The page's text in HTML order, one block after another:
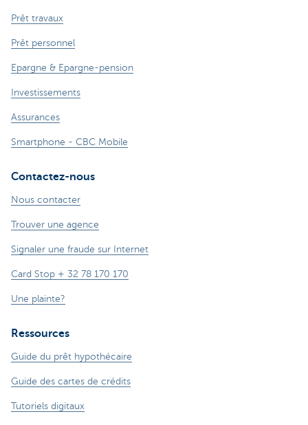
Prêt travaux
Prêt personnel
Epargne & Epargne-pension
Investissements
Assurances
Smartphone - CBC Mobile
Contactez-nous
Nous contacter
Trouver une agence
Signaler une fraude sur Internet
Card Stop + 32 78 170 170
Une plainte?
Ressources
Guide du prêt hypothécaire
Guide des cartes de crédits
Tutoriels digitaux